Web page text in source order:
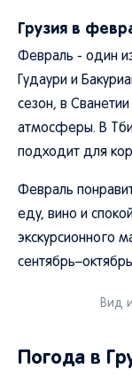
Грузия в
Февраль - один
Гудаури и
сезон, в
атмосферы. В
подходит для
Февраль
еду, вино и
экскурсионного
Вид
Погода в